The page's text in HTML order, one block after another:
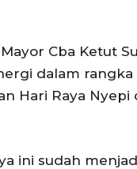
Cba Ketut
dalam
Hari Raya
ini sudah